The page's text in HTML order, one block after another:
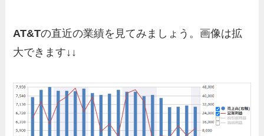
AT&Tの直近の業績を見てみましょう。画像は拡
大できます↓↓